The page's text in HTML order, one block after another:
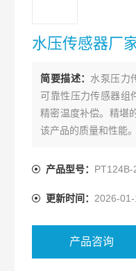
水压传感器厂
简要描述： 水泵压力
可靠性压力传感器组
精密温度补偿。精堪
该产品的质量和性能
产品型号： PT124B-
更新时间： 2026-01-
产品咨询